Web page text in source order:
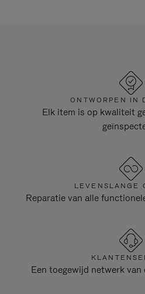
ONTWORPEN IN
Elk item is op kwaliteit
LEVENSLANGE
Reparatie van alle
Een toegewijd netwerk